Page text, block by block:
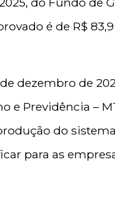
é de R$
de dezembro de
e Previdência –
do
para as